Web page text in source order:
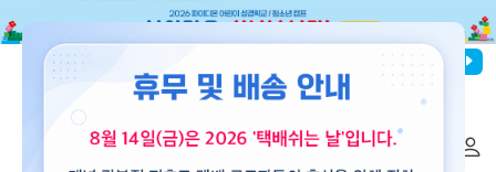
파이디온선교회